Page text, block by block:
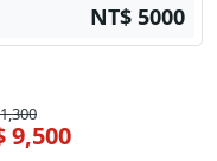
NT$ 5000
9,500